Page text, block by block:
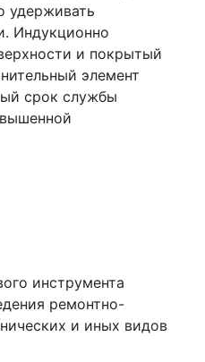
удерживать
Индукционно
и покрытый
элемент
срок службы
инструмента
ремонтно-
и иных видов